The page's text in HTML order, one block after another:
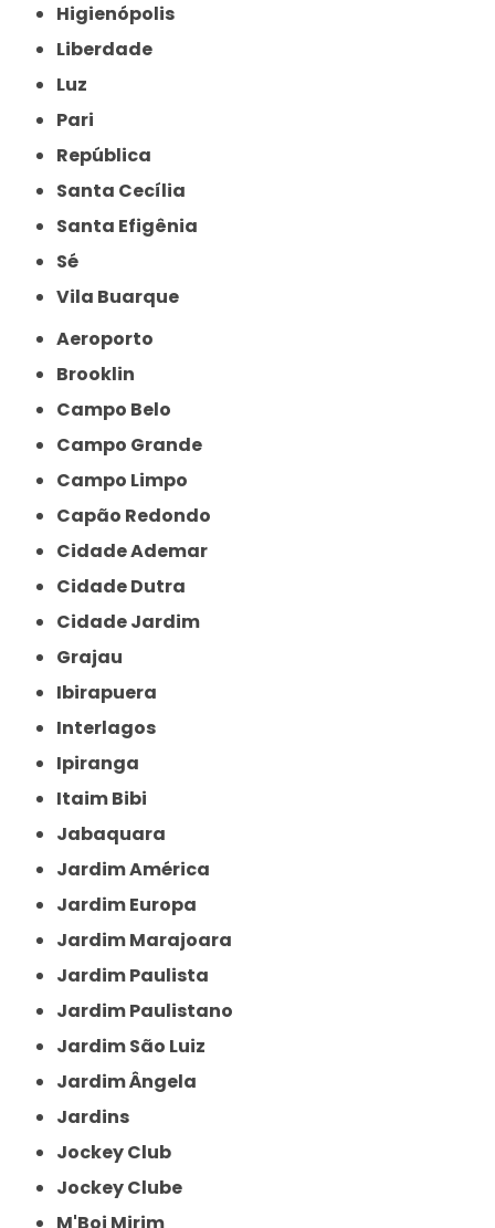
Higienópolis
Liberdade
Luz
Pari
República
Santa Cecília
Santa Efigênia
Sé
Vila Buarque
Aeroporto
Brooklin
Campo Belo
Campo Grande
Campo Limpo
Capão Redondo
Cidade Ademar
Cidade Dutra
Cidade Jardim
Grajau
Ibirapuera
Interlagos
Ipiranga
Itaim Bibi
Jabaquara
Jardim América
Jardim Europa
Jardim Marajoara
Jardim Paulista
Jardim Paulistano
Jardim São Luiz
Jardim Ângela
Jardins
Jockey Club
Jockey Clube